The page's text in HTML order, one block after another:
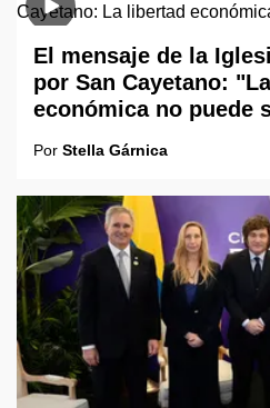
El mensaje de la
por San Cayetano:
económica no puede
Por Stella Gárnica